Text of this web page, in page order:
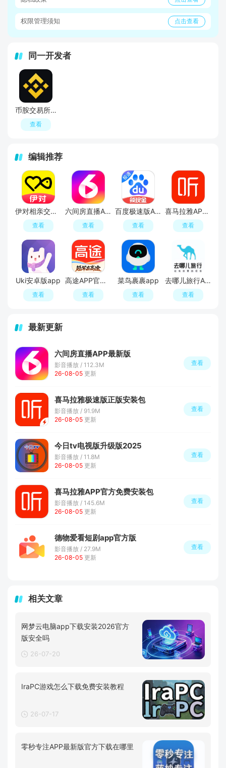
权限管理须知 点击查看
同一开发者
币胺交易所APP官方正版交易工具
查看
编辑推荐
伊对相亲交友平台官方APP
查看
六间房直播APP最新版
查看
百度极速版APP官方免费版
查看
喜马拉雅APP官方免费安装包
查看
Uki安卓版app
查看
高途APP官方正版
查看
菜鸟裹裹app
查看
去哪儿旅行APP官方免费版
查看
最新更新
六间房直播APP最新版
影音播放 / 112.3M
26-08-05 更新
查看
喜马拉雅极速版正版安装包
影音播放 / 91.9M
26-08-05 更新
查看
今日tv电视版升级版2025
影音播放 / 11.8M
26-08-05 更新
查看
喜马拉雅APP官方免费安装包
影音播放 / 145.6M
26-08-05 更新
查看
德物爱看短剧app官方版
影音播放 / 27.9M
26-08-05 更新
查看
相关文章
网梦云电脑app下载安装2026官方
版安全吗
26-07-20
IraPC游戏怎么下载免费安装教程
26-07-17
零秒专注APP最新版官方下载在哪里